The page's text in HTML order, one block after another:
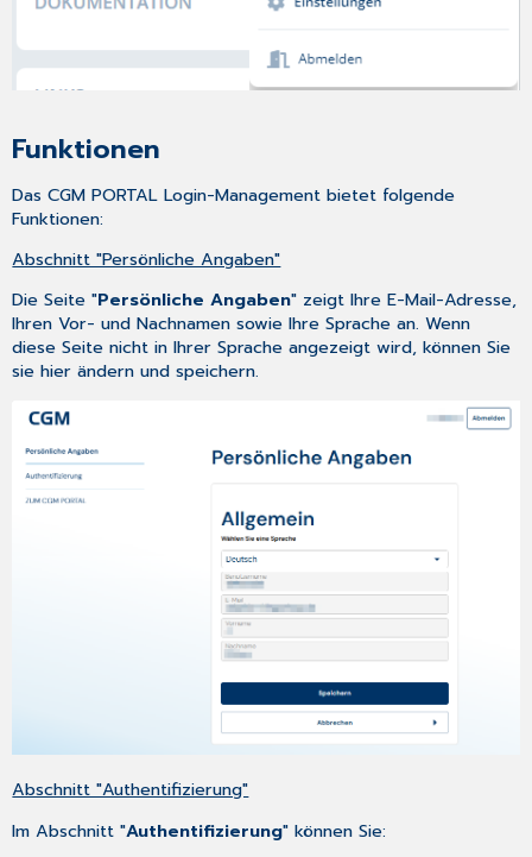
Gerät
gewechselt/verloren
Funktionen
Das CGM PORTAL Login-Management bietet folgende
Funktionen:
Abschnitt "Persönliche Angaben"
Die Seite "Persönliche Angaben" zeigt Ihre E-Mail-Adresse,
Ihren Vor- und Nachnamen sowie Ihre Sprache an. Wenn
diese Seite nicht in Ihrer Sprache angezeigt wird, können Sie
sie hier ändern und speichern.
Abschnitt "Authentifizierung"
Im Abschnitt "Authentifizierung" können Sie: